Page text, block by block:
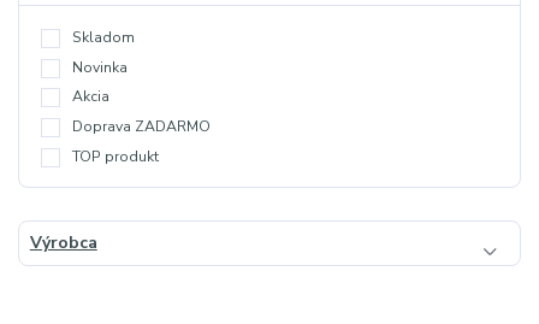
Skladom
Novinka
Akcia
Doprava ZADARMO
TOP produkt
Výrobca